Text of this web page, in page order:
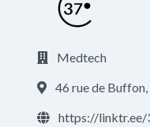
Medtech
46 rue de
https://